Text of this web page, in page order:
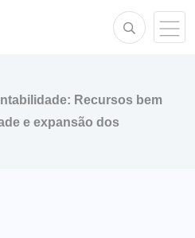
Recursos bem
e expansão dos